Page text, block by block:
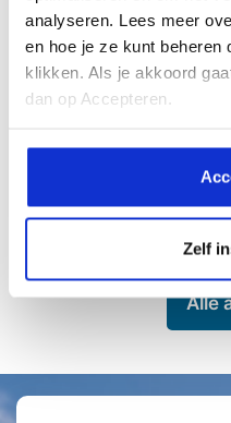
analyseren. Lees meer
en hoe je ze kunt beheren
klikken. Als je akkoord
dan op Accepteren.
Zelf
Alle